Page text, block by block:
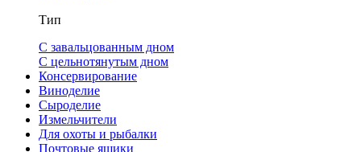
Тип
С завальцованным дном
С цельнотянутым дном
Консервирование
Виноделие
Сыроделие
Измельчители
Для охоты и рыбалки
Почтовые ящики